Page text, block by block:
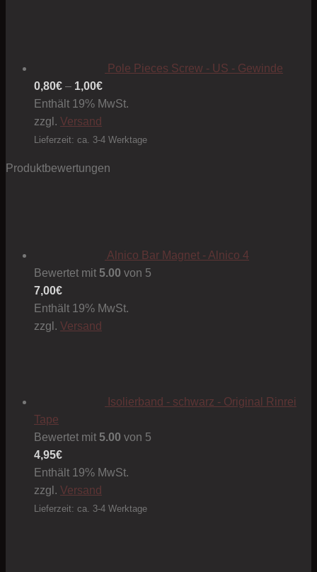
Pole Pieces Screw - US - Gewinde
0,80€ – 1,00€Preisspanne:
0,80€
1,00€
Enthält 19% MwSt.
zzgl. Versand
Lieferzeit: ca. 3-4 Werktage
Produktbewertungen
Alnico Bar Magnet - Alnico 4
Bewertet mit 5.00 von 5
7,00€
Enthält 19% MwSt.
zzgl. Versand
Isolierband - schwarz - Original Rinrei
Tape
Bewertet mit 5.00 von 5
4,95€
Enthält 19% MwSt.
zzgl. Versand
Lieferzeit: ca. 3-4 Werktage